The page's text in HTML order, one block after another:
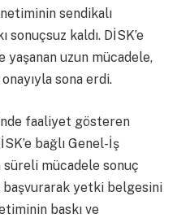
sendikalı
sonuçsuz kaldı. DİSK’e
yaşanan uzun mücadele,
sona erdi.
faaliyet gösteren
bağlı Genel-İş
süreli mücadele sonuç
başvurarak yetki belgesini
baskı ve